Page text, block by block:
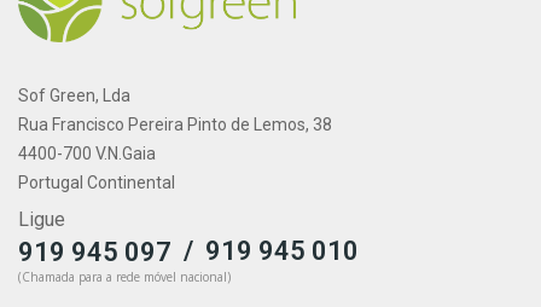
Sof Green, Lda
Rua Francisco Pereira Pinto de Lemos, 38
4400-700 V.N.Gaia
Portugal Continental
Ligue
919 945 097 / 919 945 010
(Chamada para a rede móvel nacional)